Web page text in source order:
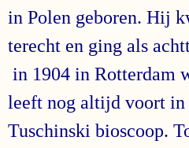
in Polen geboren. Hij
terecht en ging als
in 1904 in Rotterdam
leeft nog altijd voort in
Tuschinski bioscoop.